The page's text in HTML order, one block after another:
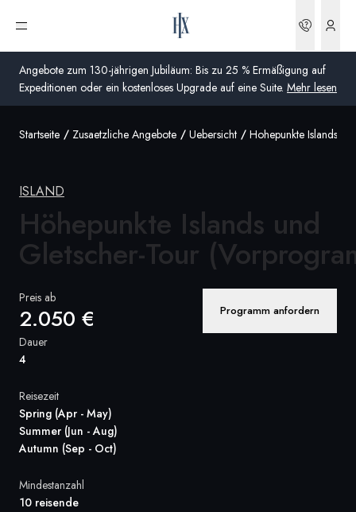
Angebote zum 130-jährigen Jubiläum: Bis zu 25 % Ermäßigung auf
Expeditionen oder ein kostenloses Upgrade auf eine Suite. Mehr lesen
Menü öffnen
Vereinigtes Königreich (England, Schottland, Wales
und Nordirland)
USA
Schweden
Dänemark
Norwegen
Global
Startseite Zusaetzliche Angebote Uebersicht Hohepunkte Islands
ISLAND
Höhepunkte Islands und
Gletscher-Tour
Preis ab
2.050 € Programm anfordern
Dauer
4
Reisezeit
Spring (Apr - May)
Summer (Jun - Aug)
Autumn (Sep - Oct)
Mindestanzahl
10 reisende